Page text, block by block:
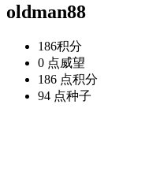
oldman88
186积分
0 点威望
186 点积分
94 点种子